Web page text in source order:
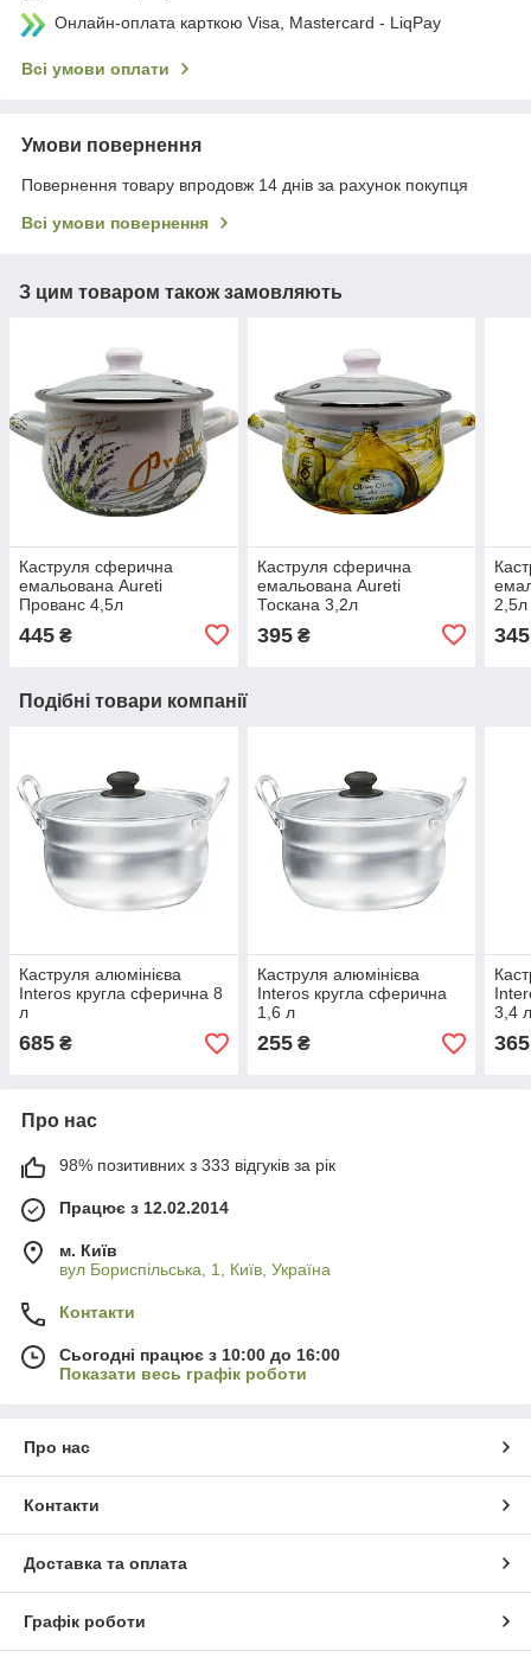
Онлайн-оплата карткою Visa, Mastercard - LiqPay
Всі умови оплати
Умови повернення
Повернення товару впродовж 14 днів за рахунок покупця
Всі умови повернення
З цим товаром також замовляють
Каструля сферична
емальована Aureti
Прованс 4,5л
445 ₴
Каструля сферична
емальована Aureti
Тоскана 3,2л
395₴
2,5л
345
Подібні товари компанії
Каструля алюмінієва
Interos кругла сферична 8
л
685 ₴
Каструля алюмінієва
Interos кругла сферична
1,6 л
255₴
3,4
365
Про нас
98% позитивних з 333 відгуків за рік
Працює з 12.02.2014
м. Київ
вул Бориспільська, 1, Київ, Україна
Контакти
Сьогодні працює з 10:00 до 16:00
Показати весь графік роботи
Про нас
Контакти
Доставка та оплата
Графік роботи